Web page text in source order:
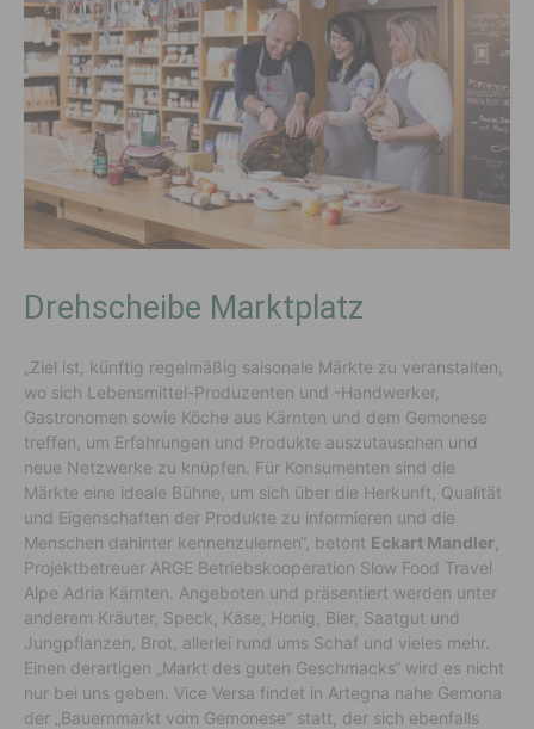
Drehscheibe Marktplatz
„Ziel ist, künftig regelmäßig saisonale Märkte zu veranstalten,
wo sich Lebensmittel-Produzenten und -Handwerker,
Gastronomen sowie Köche aus Kärnten und dem Gemonese
treffen, um Erfahrungen und Produkte auszutauschen und
neue Netzwerke zu knüpfen. Für Konsumenten sind die
Märkte eine ideale Bühne, um sich über die Herkunft, Qualität
und Eigenschaften der Produkte zu informieren und die
Menschen dahinter kennenzulernen“, betont Eckart Mandler
Projektbetreuer ARGE Betriebskooperation Slow Food Travel
Alpe Adria Kärnten. Angeboten und präsentiert werden unter
anderem Kräuter, Speck, Käse, Honig, Bier, Saatgut und
Jungpflanzen, Brot, allerlei rund ums Schaf und vieles mehr.
Einen derartigen „Markt des guten Geschmacks“ wird es nicht
nur bei uns geben. Vice Versa findet in Artegna nahe Gemona
der „Bauernmarkt vom Gemonese“ statt, der sich ebenfalls